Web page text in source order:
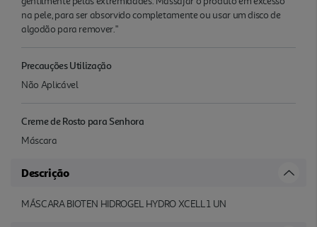
na pele, para ser absorvido completamente ou usar um disco de
algodão para remover."
Precauções Utilização
Não Aplicável
Creme de Rosto para Senhora
Máscara
Descrição
MÁSCARA BIOTEN HIDROGEL HYDRO XCELL 1 UN